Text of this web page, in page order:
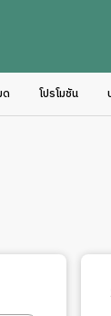
โปรโมชัน